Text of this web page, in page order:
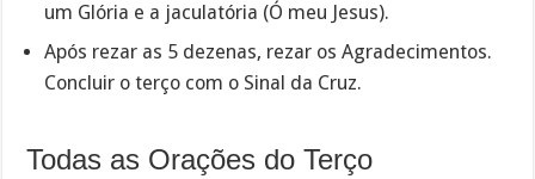
um Glória e a jaculatória (Ó meu Jesus).
Após rezar as 5 dezenas, rezar os Agradecimentos.
Concluir o terço com o Sinal da Cruz.
Todas as Orações do Terço